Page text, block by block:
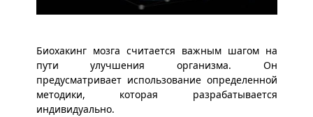
Биохакинг мозга считается важным шагом на
пути улучшения организма. Он
предусматривает использование определенной
методики, которая разрабатывается
индивидуально.